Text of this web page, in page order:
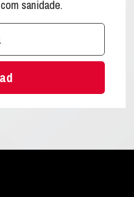
sanidade.